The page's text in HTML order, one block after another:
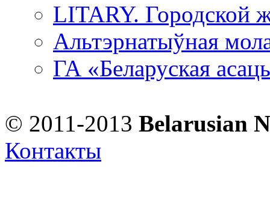
LITARY. Городской
Альтэрнатыўная
ГА «Беларуская
© 2011-2013 Belarusian
Контакты